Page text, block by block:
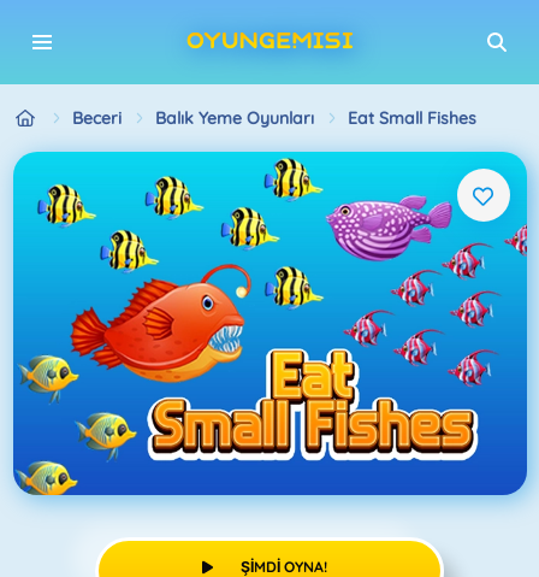
Beceri Balık Yeme Oyunları Eat Small Fishes
ŞIMDI OYNA!